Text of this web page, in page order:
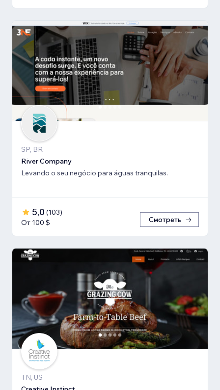
SP, BR
River Company
Levando o seu negócio para águas tranquilas.
5,0 (103)
От 100 $
Смотреть
TN, US